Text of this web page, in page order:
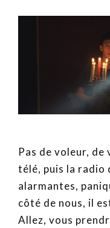
Pas de voleur,
télé, puis la radio
alarmantes,
côté de nous, il
Allez, vous